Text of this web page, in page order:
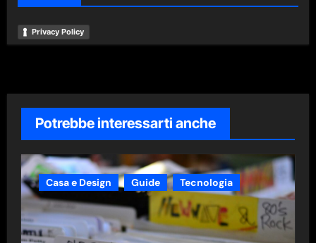
Privacy Policy
Potrebbe interessarti anche
Casa e Design Guide Tecnologia